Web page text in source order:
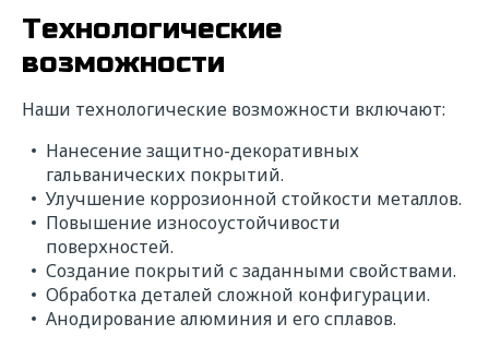
Технологические
возможности
Наши технологические возможности включают:
Нанесение защитно-декоративных
гальванических покрытий.
Улучшение коррозионной стойкости металлов.
Повышение износоустойчивости
поверхностей.
Создание покрытий с заданными свойствами.
Обработка деталей сложной конфигурации.
Анодирование алюминия и его сплавов.